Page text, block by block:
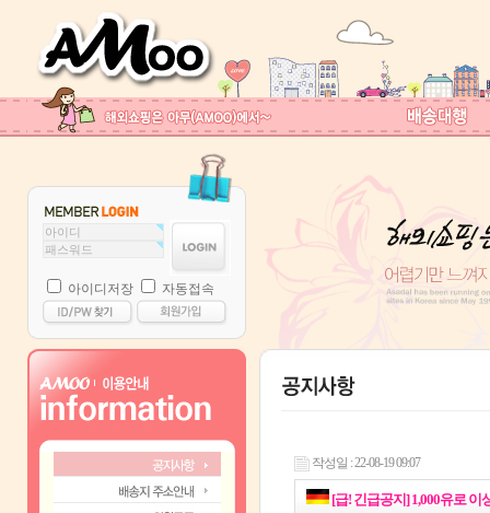
아이디저장 자동접속
작성일 : 22-08-19 09:07
[급! 긴급공지] 1,000유로